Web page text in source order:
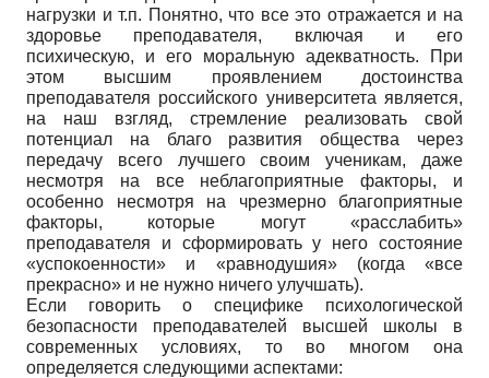
нагрузки и т.п. Понятно, что все это отражается и на
здоровье преподавателя, включая и его
психическую, и его моральную адекватность. При
этом высшим проявлением достоинства
преподавателя российского университета является,
на наш взгляд, стремление реализовать свой
потенциал на благо развития общества через
передачу всего лучшего своим ученикам, даже
несмотря на все неблагоприятные факторы, и
особенно несмотря на чрезмерно благоприятные
факторы, которые могут «расслабить»
преподавателя и сформировать у него состояние
«успокоенности» и «равнодушия» (когда «все
прекрасно» и не нужно ничего улучшать).
Если говорить о специфике психологической
безопасности преподавателей высшей школы в
современных условиях, то во многом она
определяется следующими аспектами: